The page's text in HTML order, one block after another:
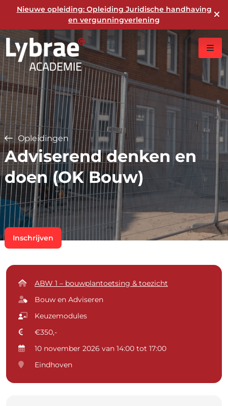
Nieuwe opleiding: Opleiding Juridische handhaving
en vergunningverlening
Opleidingen
Adviserend denken en
doen (OK Bouw)
Inschrijven
ABW 1 – bouwplantoetsing & toezicht
Bouw en Adviseren
Keuzemodules
€350,-
10 november 2026 van 14:00 tot 17:00
Eindhoven